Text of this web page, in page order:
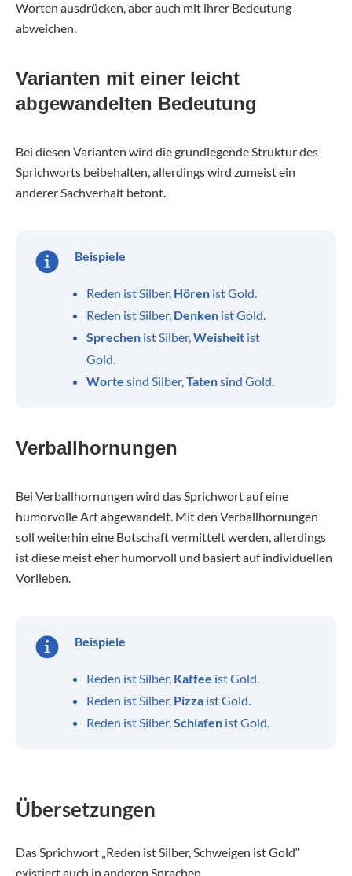
Worten ausdrücken, aber auch mit ihrer Bedeutung
abweichen.
Varianten mit einer leicht
abgewandelten Bedeutung
Bei diesen Varianten wird die grundlegende Struktur des
Sprichworts beibehalten, allerdings wird zumeist ein
anderer Sachverhalt betont.
Beispiele
Reden ist Silber, Hören ist Gold.
Reden ist Silber, Denken ist Gold.
Sprechen ist Silber,Weisheit ist
Gold.
Worte sind Silber,Tatensind Gold.
Verballhornungen
Bei Verballhornungen wird das Sprichwort auf eine
humorvolle Art abgewandelt. Mit den Verballhornungen
soll weiterhin eine Botschaft vermittelt werden, allerdings
ist diese meist eher humorvoll und basiert auf individuellen
Vorlieben.
Beispiele
Reden ist Silber, Kaffee ist Gold.
Reden ist Silber, Pizza ist Gold.
Reden ist Silber,Schlafen ist Gold.
Übersetzungen
Das Sprichwort „Reden ist Silber, Schweigen ist Gold“
existiert auch in anderen Sprachen.